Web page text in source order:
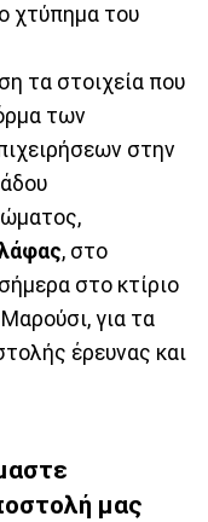
χτύπημα του
τα στοιχεία που
των
στην
, στο
στο κτίριο
για τα
έρευνας και
μας